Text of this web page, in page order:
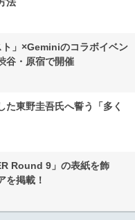
」×Geminiのコラボイベン
谷・原宿で開催
た東野圭吾氏へ誓う「多く
Round 9」の表紙を飾
を掲載！